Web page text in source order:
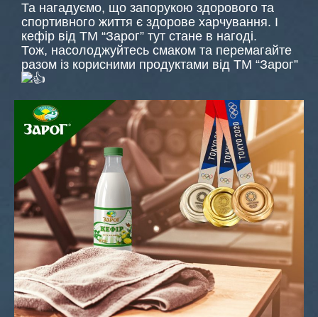
Та нагадуємо, що запорукою здорового та
спортивного життя є здорове харчування. І
кефір від ТМ “Зарог” тут стане в нагоді.
Тож, насолоджуйтесь смаком та перемагайте
разом із корисними продуктами від ТМ “Зарог”